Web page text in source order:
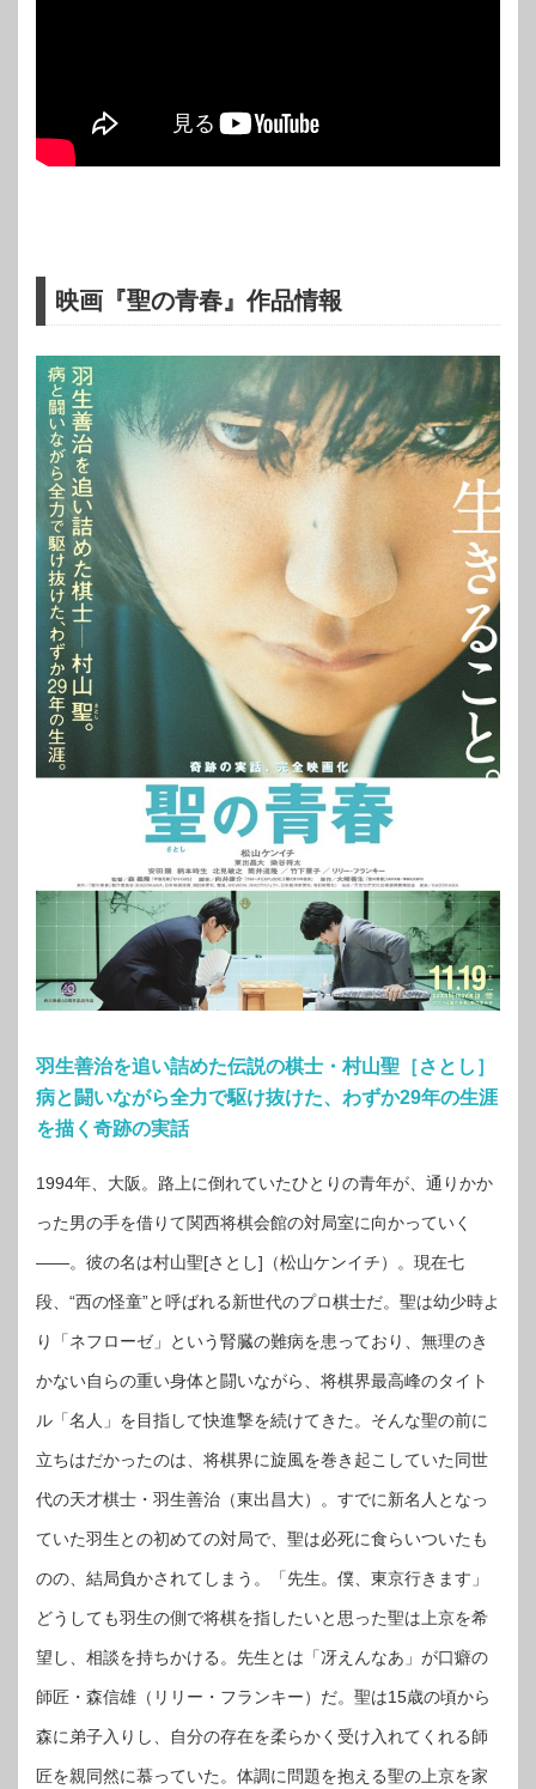
映画『聖の青春』作品情報
羽生善治を追い詰めた伝説の棋士・村山聖［さとし］
病と闘いながら全力で駆け抜けた、わずか29年の生涯
を描く奇跡の実話
1994年、大阪。路上に倒れていたひとりの青年が、通りかか
った男の手を借りて関西将棋会館の対局室に向かっていく
――。彼の名は村山聖[さとし]（松山ケンイチ）。現在七
段、“西の怪童”と呼ばれる新世代のプロ棋士だ。聖は幼少時よ
り「ネフローゼ」という腎臓の難病を患っており、無理のき
かない自らの重い身体と闘いながら、将棋界最高峰のタイト
ル「名人」を目指して快進撃を続けてきた。そんな聖の前に
立ちはだかったのは、将棋界に旋風を巻き起こしていた同世
代の天才棋士・羽生善治（東出昌大）。すでに新名人となっ
ていた羽生との初めての対局で、聖は必死に食らいついたも
のの、結局負かされてしまう。「先生。僕、東京行きます」
どうしても羽生の側で将棋を指したいと思った聖は上京を希
望し、相談を持ちかける。先生とは「冴えんなあ」が口癖の
師匠・森信雄（リリー・フランキー）だ。聖は15歳の頃から
森に弟子入りし、自分の存在を柔らかく受け入れてくれる師
匠を親同然に慕っていた。体調に問題を抱える聖の上京を家